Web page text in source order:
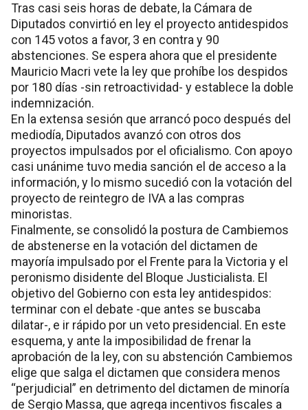
Tras casi seis horas de debate, la Cámara de
Diputados convirtió en ley el proyecto antidespidos
con 145 votos a favor, 3 en contra y 90
abstenciones. Se espera ahora que el presidente
Mauricio Macri vete la ley que prohíbe los despidos
por 180 días -sin retroactividad- y establece la doble
indemnización.
En la extensa sesión que arrancó poco después del
mediodía, Diputados avanzó con otros dos
proyectos impulsados por el oficialismo. Con apoyo
casi unánime tuvo media sanción el de acceso a la
información, y lo mismo sucedió con la votación del
proyecto de reintegro de IVA a las compras
minoristas.
Finalmente, se consolidó la postura de Cambiemos
de abstenerse en la votación del dictamen de
mayoría impulsado por el Frente para la Victoria y el
peronismo disidente del Bloque Justicialista. El
objetivo del Gobierno con esta ley antidespidos:
terminar con el debate -que antes se buscaba
dilatar-, e ir rápido por un veto presidencial. En este
esquema, y ante la imposibilidad de frenar la
aprobación de la ley, con su abstención Cambiemos
elige que salga el dictamen que considera menos
“perjudicial” en detrimento del dictamen de minoría
de Sergio Massa, que agrega incentivos fiscales a